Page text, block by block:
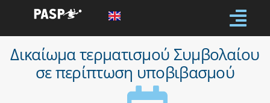
Δικαίωμα τερματισμού Συμβολαίου
σε περίπτωση υποβιβασμού